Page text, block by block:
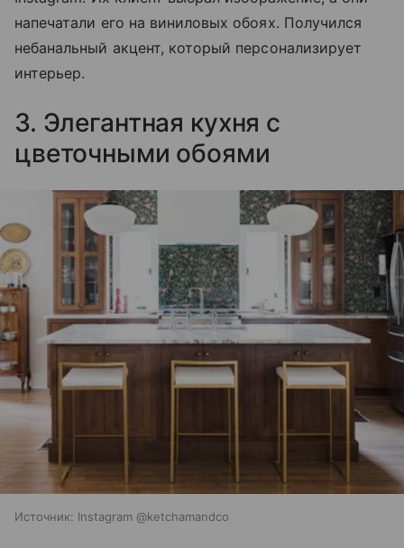
напечатали его на виниловых обоях. Получился
небанальный акцент, который персонализирует
интерьер.
3. Элегантная кухня с
цветочными обоями
Источник: Instagram @ketchamandco